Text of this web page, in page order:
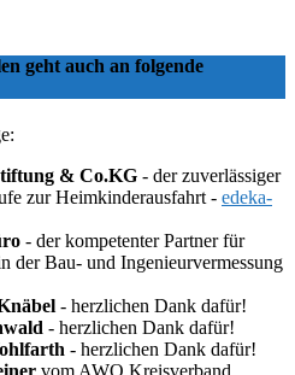
geht auch an folgende
& Co.KG - der zuverlässiger
zur Heimkinderausfahrt - edeka-
- der kompetenter Partner für
der Bau- und Ingenieurvermessung
- herzlichen Dank dafür!
- herzlichen Dank dafür!
- herzlichen Dank dafür!
vom AWO Kreisverband